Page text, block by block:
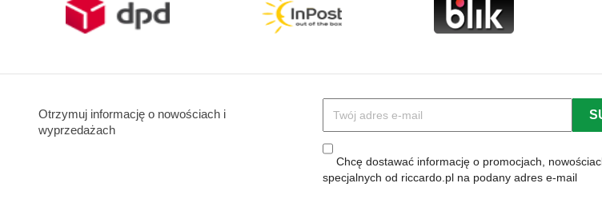
Otrzymuj informację o nowościach i
wyprzedażach
Chcę dostawać informację o promocjach,
specjalnych od riccardo.pl na podany adres e-mail